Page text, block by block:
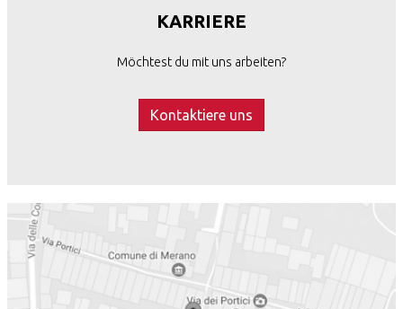
KARRIERE
Möchtest du mit uns arbeiten?
Kontaktiere uns